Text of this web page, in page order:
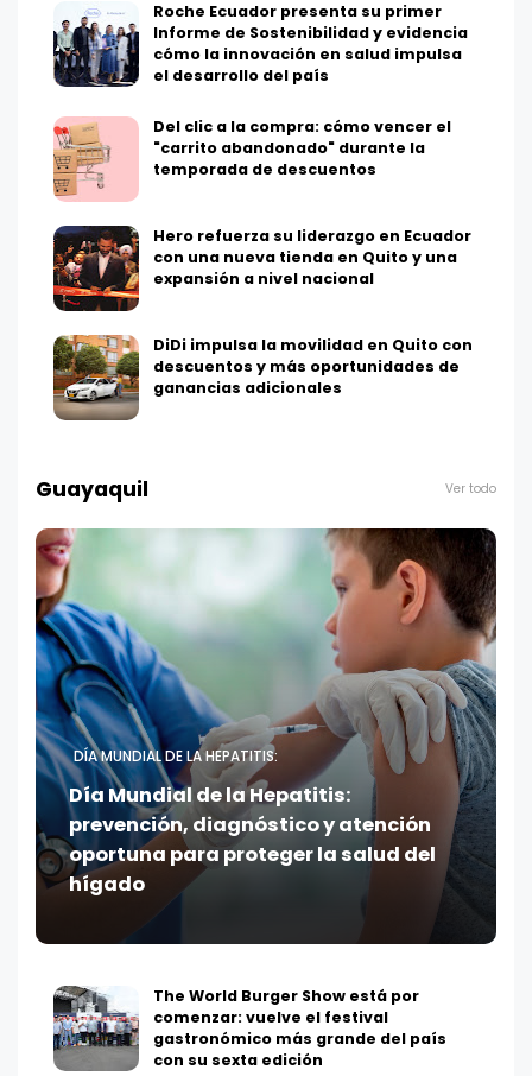
Roche Ecuador presenta su primer
Informe de Sostenibilidad y evidencia
cómo la innovación en salud impulsa
el desarrollo del país
Del clic a la compra: cómo vencer el
"carrito abandonado" durante la
temporada de descuentos
Hero refuerza su liderazgo en Ecuador
con una nueva tienda en Quito y una
expansión a nivel nacional
DiDi impulsa la movilidad en Quito con
descuentos y más oportunidades de
ganancias adicionales
Guayaquil Ver todo
DÍA MUNDIAL DE LA HEPATITIS:
Día Mundial de la Hepatitis:
prevención, diagnóstico y atención
oportuna para proteger la salud del
hígado
The World Burger Show está por
comenzar: vuelve el festival
gastronómico más grande del país
con su sexta edición